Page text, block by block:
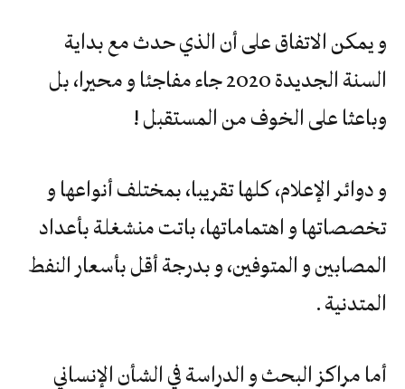
و يمكن الاتفاق على أن الذي حدث مع بداية
السنة الجديدة 2020 جاء مفاجئا و محيرا، بل
وباعثا على الخوف من المستقبل !
و دوائر الإعلام، كلها تقريبا، بمختلف أنواعها و
تخصصاتها و اهتماماتها، باتت منشغلة بأعداد
المصابين و المتوفين، و بدرجة أقل بأسعار النفط
المتدنية .
أما مراكز البحث و الدراسة في الشأن الإنساني